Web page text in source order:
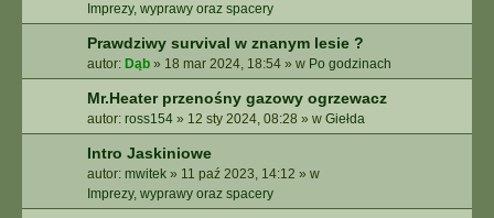
Imprezy, wyprawy oraz spacery
Prawdziwy survival w znanym lesie ?
autor: Dąb » 18 mar 2024, 18:54 » w Po godzinach
Mr.Heater przenośny gazowy ogrzewacz
autor: ross154 » 12 sty 2024, 08:28 » w Giełda
Intro Jaskiniowe
autor: mwitek » 11 paź 2023, 14:12 » w
Imprezy, wyprawy oraz spacery